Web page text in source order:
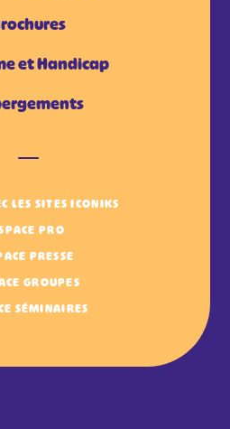
et Handicap
LES SITES ICONIKS
PRO
PRESSE
GROUPES
SÉMINAIRES